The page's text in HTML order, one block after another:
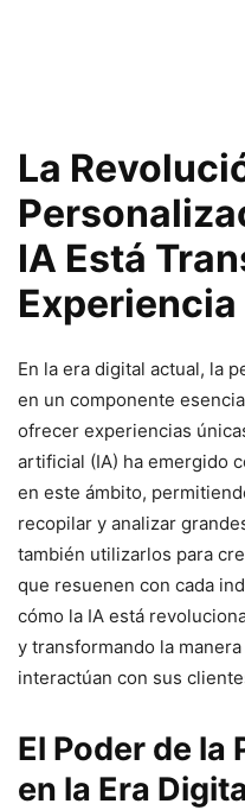
La
IA Está
En la era digital actual, la
en un componente
ofrecer experiencias
artificial (IA) ha emergido
en este ámbito,
recopilar y analizar
también utilizarlos para
que resuenen con cada
cómo la IA está
y transformando la
interactúan con sus
El Poder de la
en la Era